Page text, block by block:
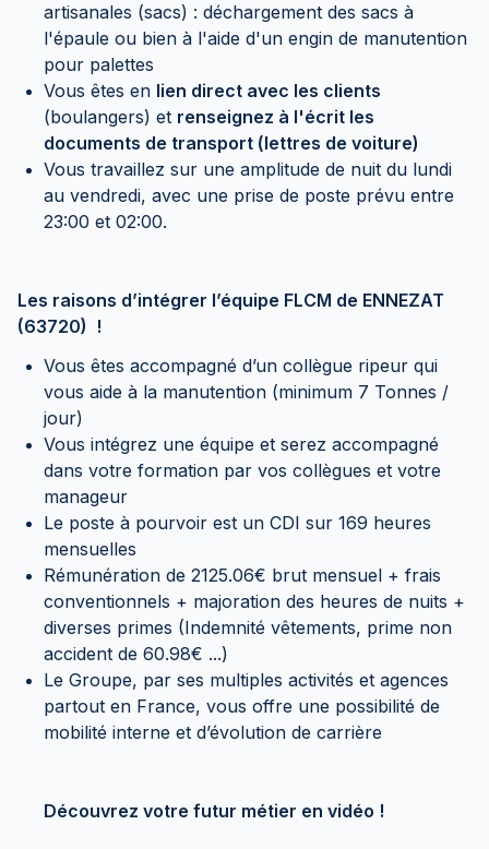
artisanales (sacs) : déchargement des sacs à
l'épaule ou bien à l'aide d'un engin de manutention
pour palettes
Vous êtes en lien direct avec les clients
(boulangers) et renseignez à l'écrit les
documents de transport (lettres de voiture)
Vous travaillez sur une amplitude de nuit du lundi
au vendredi, avec une prise de poste prévu entre
23:00 et 02:00.
Les raisons d’intégrer l’équipe FLCM de ENNEZAT
(63720) !
Vous êtes accompagné d’un collègue ripeur qui
vous aide à la manutention (minimum 7 Tonnes /
jour)
Vous intégrez une équipe et serez accompagné
dans votre formation par vos collègues et votre
manageur
Le poste à pourvoir est un CDI sur 169 heures
mensuelles
Rémunération de 2125.06€ brut mensuel + frais
conventionnels + majoration des heures de nuits +
diverses primes (Indemnité vêtements, prime non
accident de 60.98€ ...)
Le Groupe, par ses multiples activités et agences
partout en France, vous offre une possibilité de
mobilité interne et d’évolution de carrière
Découvrez votre futur métier en vidéo !